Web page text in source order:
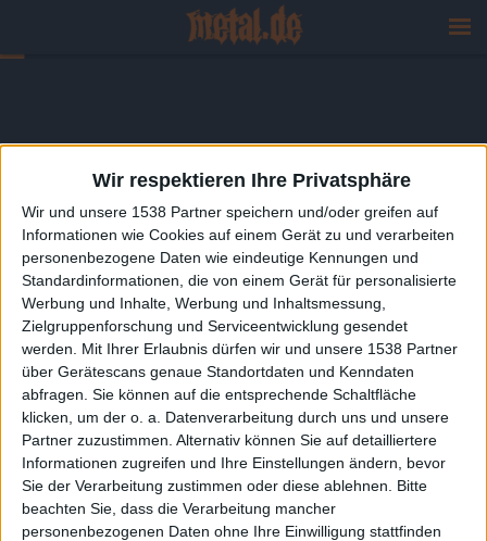
Wir respektieren Ihre Privatsphäre
Wir und unsere 1538 Partner speichern und/oder greifen auf
Informationen wie Cookies auf einem Gerät zu und verarbeiten
personenbezogene Daten wie eindeutige Kennungen und
Standardinformationen, die von einem Gerät für personalisierte
Werbung und Inhalte, Werbung und Inhaltsmessung,
Zielgruppenforschung und Serviceentwicklung gesendet
werden.
Mit Ihrer Erlaubnis dürfen wir und unsere 1538 Partner
über Gerätescans genaue Standortdaten und Kenndaten
abfragen. Sie können auf die entsprechende Schaltfläche
klicken, um der o. a. Datenverarbeitung durch uns und unsere
Partner zuzustimmen. Alternativ können Sie auf detailliertere
Informationen zugreifen und Ihre Einstellungen ändern, bevor
Sie der Verarbeitung zustimmen oder diese ablehnen.
Bitte
beachten Sie, dass die Verarbeitung mancher
personenbezogenen Daten ohne Ihre Einwilligung stattfinden